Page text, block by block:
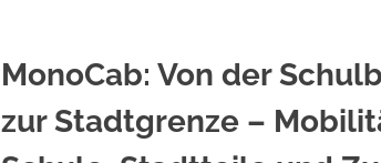
MonoCab: Von der
zur Stadtgrenze –